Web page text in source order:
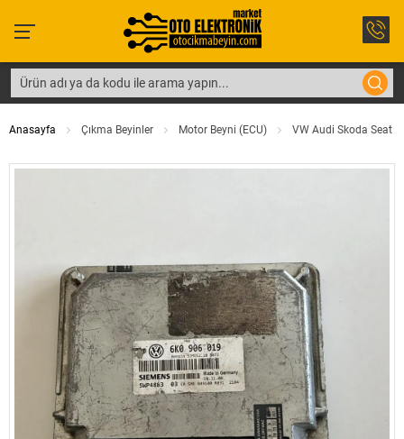
Anasayfa Çıkma Beyinler Motor Beyni (ECU) VW Audi Skoda Seat